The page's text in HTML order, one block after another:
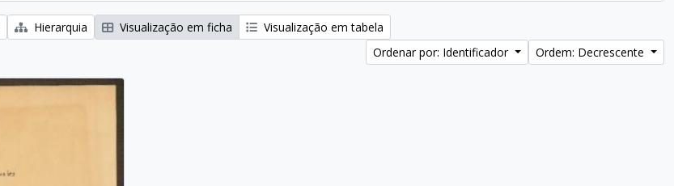
Hierarquia Visualização em ficha
Visualização em tabela
Ordenar por: Identificador
Ordem: Decrescente